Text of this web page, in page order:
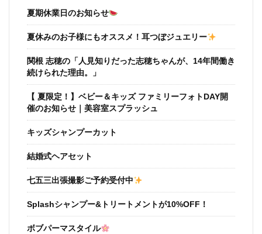
夏期休業日のお知らせ
夏休みのお子様にもオススメ！耳つぼジュエリー
関根 志穂の「人見知りだった志穂ちゃんが、14年間働き
続けられた理由。」
【 夏限定！】ベビー＆キッズ ファミリーフォトDAY開
催のお知らせ｜美容室スプラッシュ
キッズシャンプーカット
結婚式ヘアセット
七五三出張撮影ご予約受付中
Splashシャンプー&トリートメントが10%OFF！
ボブパーマスタイル